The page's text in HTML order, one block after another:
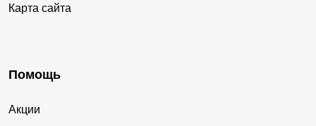
Карта сайта
Помощь
Акции